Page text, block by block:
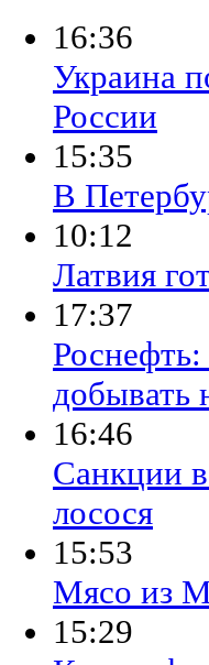
16:36
Украина
России
15:35
В
10:12
Латвия
17:37
Роснефть:
добывать
16:46
Санкции
лосося
15:53
Мясо из
15:29